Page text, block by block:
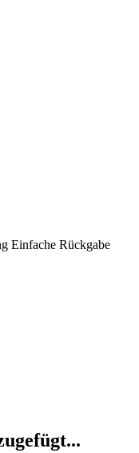
Einfache Rückgabe